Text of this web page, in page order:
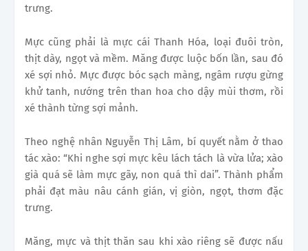
trưng.
Mực cũng phải là mực cái Thanh Hóa, loại đuôi tròn,
thịt dày, ngọt và mềm. Măng được luộc bốn lần, sau đó
xé sợi nhỏ. Mực được bóc sạch màng, ngâm rượu gừng
khử tanh, nướng trên than hoa cho dậy mùi thơm, rồi
xé thành từng sợi mảnh.
Theo nghệ nhân Nguyễn Thị Lâm, bí quyết nằm ở thao
tác xào: “Khi nghe sợi mực kêu lách tách là vừa lửa; xào
già quá sẽ làm mực gãy, non quá thì dai”. Thành phẩm
phải đạt màu nâu cánh gián, vị giòn, ngọt, thơm đặc
trưng.
Măng, mực và thịt thăn sau khi xào riêng sẽ được nấu